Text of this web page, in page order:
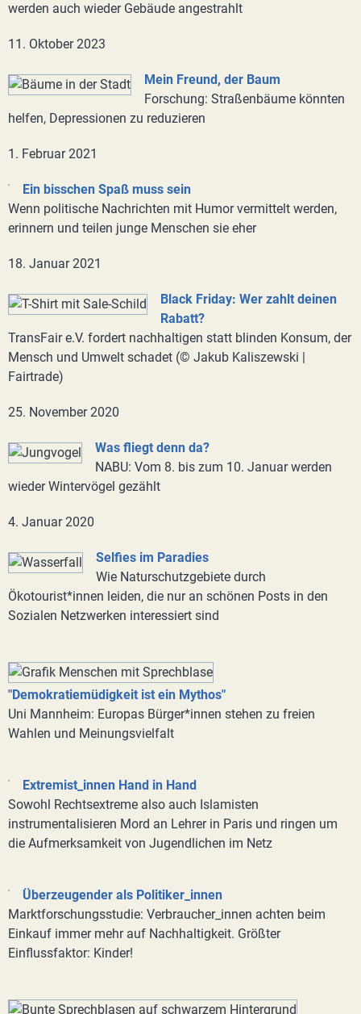
werden auch wieder Gebäude angestrahlt
11. Oktober 2023
Mein Freund, der Baum
Forschung: Straßenbäume könnten
helfen, Depressionen zu reduzieren
1. Februar 2021
Ein bisschen Spaß muss sein
Wenn politische Nachrichten mit Humor vermittelt werden,
erinnern und teilen junge Menschen sie eher
18. Januar 2021
Black Friday: Wer zahlt deinen
Rabatt?
TransFair e.V. fordert nachhaltigen statt blinden Konsum, der
Mensch und Umwelt schadet (© Jakub Kaliszewski |
Fairtrade)
25. November 2020
Was fliegt denn da?
NABU: Vom 8. bis zum 10. Januar werden
wieder Wintervögel gezählt
4. Januar 2020
Selfies im Paradies
Wie Naturschutzgebiete durch
Ökotourist*innen leiden, die nur an schönen Posts in den
Sozialen Netzwerken interessiert sind
"Demokratiemüdigkeit ist ein Mythos"
Uni Mannheim: Europas Bürger*innen stehen zu freien
Wahlen und Meinungsvielfalt
Extremist_innen Hand in Hand
Sowohl Rechtsextreme also auch Islamisten
instrumentalisieren Mord an Lehrer in Paris und ringen um
die Aufmerksamkeit von Jugendlichen im Netz
Überzeugender als Politiker_innen
Marktforschungsstudie: Verbraucher_innen achten beim
Einkauf immer mehr auf Nachhaltigkeit. Größter
Einflussfaktor: Kinder!